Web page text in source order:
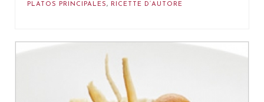
PLATOS PRINCIPALES, RICETTE D’AUTORE